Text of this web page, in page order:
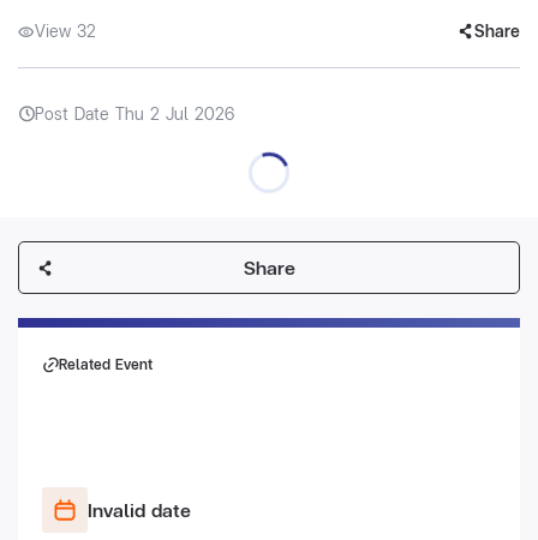
View 32 Share
Post Date Thu 2 Jul 2026
Share
Related Event
Invalid date